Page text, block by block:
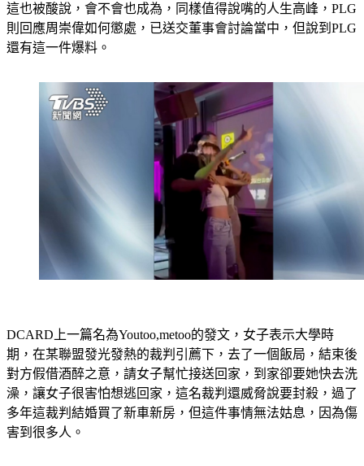
這也被酸說，會不會也成為，同樣值得說嘴的人生高峰，PLG
則回應周崇偉如何懲處，已送交董事會討論當中，但說到PLG
還有這一件爆料。
DCARD上一篇名為Youtoo,metoo的發文，女子表示大學時
期，在某聯盟發光發熱的裁判引薦下，去了一個飯局，結束後
對方假借酒醉之意，請女子幫忙接送回家，到家卻要她快去洗
澡，讓女子很害怕想逃回家，這名裁判還威脅說要封殺，過了
多年這裁判結婚買了新車新房，但這件事情無法姑息，因為傷
害到很多人。